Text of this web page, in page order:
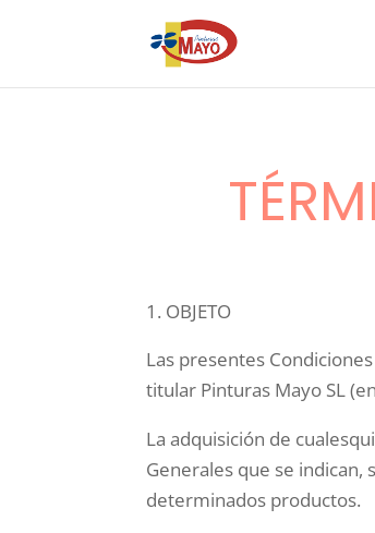
OBJETO
Las presentes
titular Pinturas Mayo SL
La adquisición de
Generales que se indican,
determinados productos.